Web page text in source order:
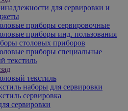
для сервировки и
приборы сервировочные
приборы инд. пользования
столовых приборов
приборы специальные
текстиль
текстиль
наборы для сервировки
сервировка
сервировки